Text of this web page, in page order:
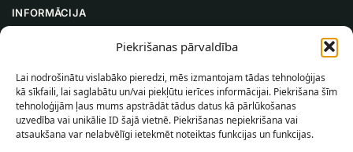
Piekrišanas pārvaldība
Lai nodrošinātu vislabāko pieredzi, mēs izmantojam tādas tehnoloģijas
kā sīkfaili, lai saglabātu un/vai piekļūtu ierīces informācijai. Piekrišana šīm
tehnoloģijām ļaus mums apstrādāt tādus datus kā pārlūkošanas
uzvedība vai unikālie ID šajā vietnē. Piekrišanas nepiekrišana vai
atsaukšana var nelabvēlīgi ietekmēt noteiktas funkcijas un funkcijas.
INFORMĀCIJA
Palīdzība
INFORMĀCIJA PIRCĒJAM
Piegādes nosacījumi